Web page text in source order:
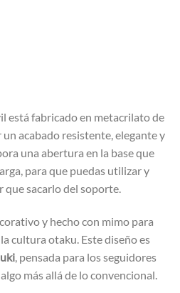
está fabricado en metacrilato de
acabado resistente, elegante y
una abertura en la base que
para que puedas utilizar y
sacarlo del soporte.
y hecho con mimo para
cultura otaku. Este diseño es
, pensada para los seguidores
más allá de lo convencional.